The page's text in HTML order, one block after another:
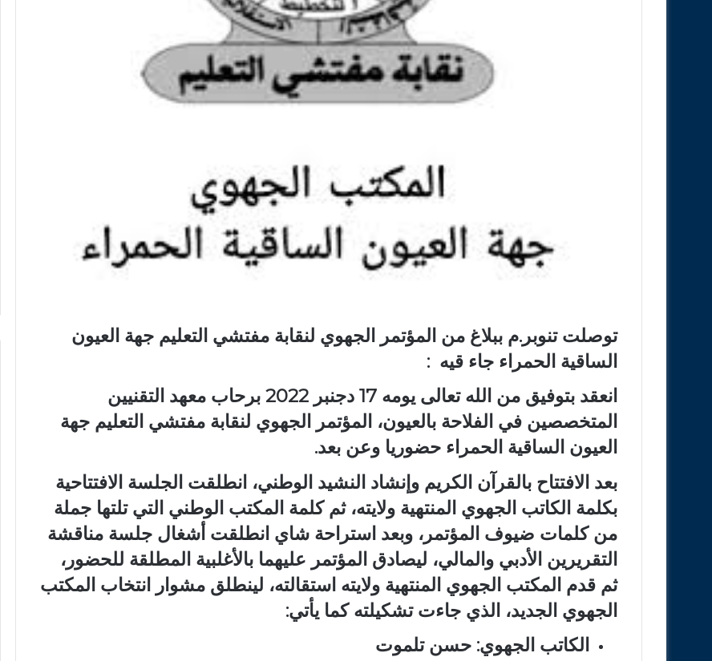
توصلت تنوبر.م ببلاغ من المؤتمر الجهوي لنقابة مفتشي التعليم جهة العيون
الساقية الحمراء جاء قيه :
انعقد بتوفيق من الله تعالى يومه 17 دجنبر 2022 برحاب معهد التقنيين
المتخصصين في الفلاحة بالعيون، المؤتمر الجهوي لنقابة مفتشي التعليم جهة
العيون الساقية الحمراء حضوريا وعن بعد.
بعد الافتتاح بالقرآن الكريم وإنشاد النشيد الوطني، انطلقت الجلسة الافتتاحية
بكلمة الكاتب الجهوي المنتهية ولايته، ثم كلمة المكتب الوطني التي تلتها جملة
من كلمات ضيوف المؤتمر، وبعد استراحة شاي انطلقت أشغال جلسة مناقشة
التقريرين الأدبي والمالي، ليصادق المؤتمر عليهما بالأغلبية المطلقة للحضور،
ثم قدم المكتب الجهوي المنتهية ولايته استقالته، لينطلق مشوار انتخاب المكتب
الجهوي الجديد، الذي جاءت تشكيلته كما يأتي:
الكاتب الجهوي: حسن تلموت